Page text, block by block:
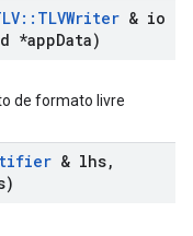
:: TLVWriter & io
*appData)
de formato livre
& lhs,